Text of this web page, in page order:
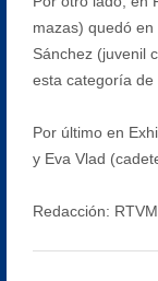
mazas) quedó
Sánchez (juvenil
esta categoría de
Por último en
y Eva Vlad
Redacción: